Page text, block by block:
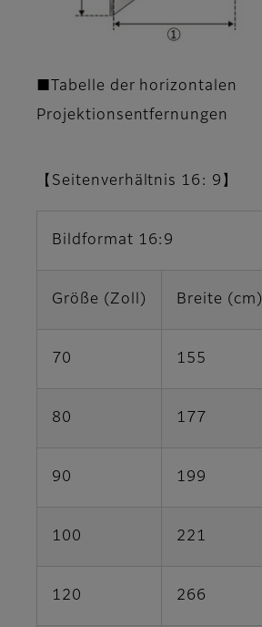
■Tabelle der horizontalen
Projektionsentfernungen
【Seitenverhältnis 16: 9】
Bildformat 16:9
Größe (Zoll) Breite (cm)
70 155
80 177
90 199
100 221
120 266